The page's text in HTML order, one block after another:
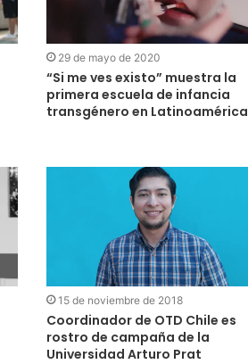
29 de mayo de 2020
“Si me ves existo” muestra la
primera escuela de infancia
transgénero en Latinoamérica
15 de noviembre de 2018
Coordinador de OTD Chile es
rostro de campaña de la
Universidad Arturo Prat